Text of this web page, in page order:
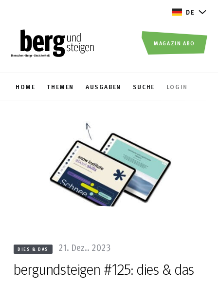
DE
HOME THEMEN AUSGABEN SUCHE LOGIN
MAGAZIN ABO
bergundsteigen #125: dies & das
DIES & DAS 21. Dez.. 2023